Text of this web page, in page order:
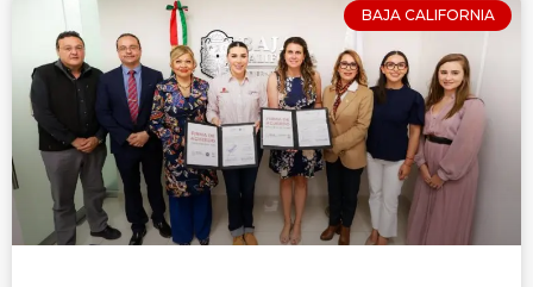
BAJA CALIFORNIA